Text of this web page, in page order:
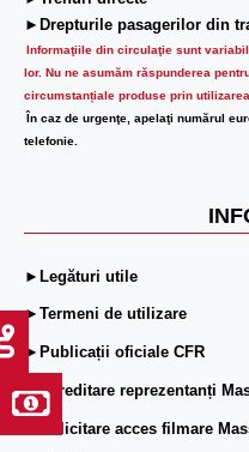
►Drepturile pasagerilor din
Informaţiile din circulaţie sunt
lor. Nu ne asumăm răspunderea
circumstanțiale produse prin
În caz de urgenţe, apelaţi numărul
telefonie.
►Legături utile
►Termeni de utilizare
►Publicații oficiale CFR
►Acreditare reprezentanți
►Solicitare acces filmare